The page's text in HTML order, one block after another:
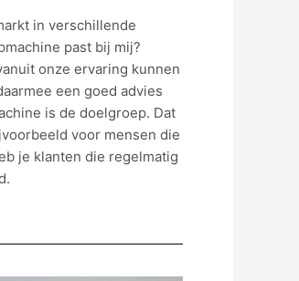
in verschillende
past bij mij?
onze ervaring kunnen
een goed advies
is de doelgroep. Dat
voor mensen die
je klanten die regelmatig